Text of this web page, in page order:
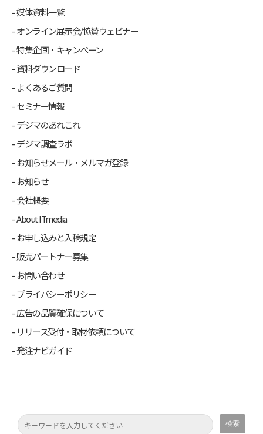
媒体資料一覧
オンライン展示会/協賛ウェビナー
特集企画・キャンペーン
資料ダウンロード
よくあるご質問
セミナー情報
デジマのあれこれ
デジマ調査ラボ
お知らせメール・メルマガ登録
お知らせ
会社概要
About ITmedia
お申し込みと入稿規定
販売パートナー募集
お問い合わせ
プライバシーポリシー
広告の品質確保について
リリース受付・取材依頼について
発注ナビガイド